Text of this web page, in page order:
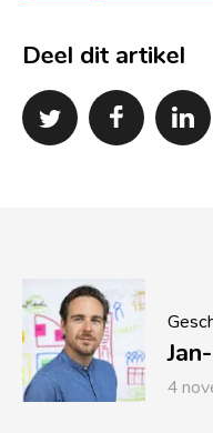
Deel dit artikel
4